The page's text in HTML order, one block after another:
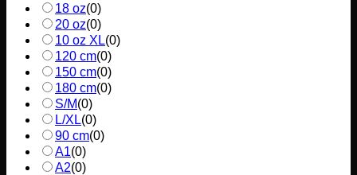
18 oz(0)
20 oz(0)
10 oz XL(0)
120 cm(0)
150 cm(0)
180 cm(0)
S/M(0)
L/XL(0)
90 cm(0)
A1(0)
A2(0)